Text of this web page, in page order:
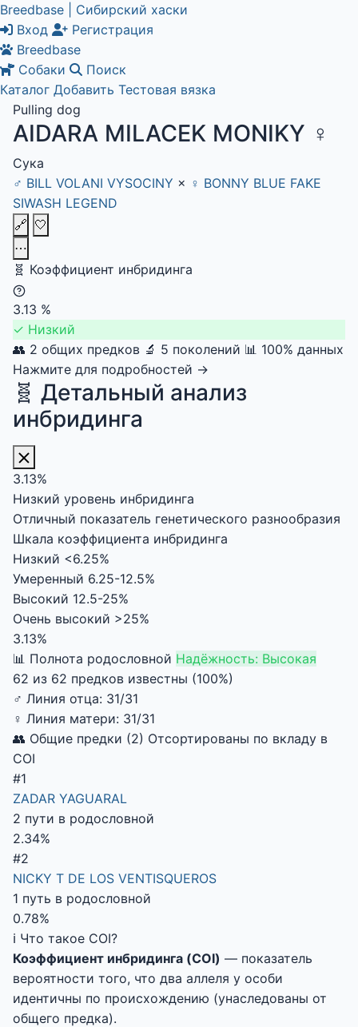
Breedbase | Сибирский хаски
Вход
Регистрация
Breedbase
Собаки
Поиск
Каталог Добавить Тестовая вязка
Pulling dog
AIDARA MILACEK MONIKY ♀
Сука
♂ BILL VOLANI VYSOCINY × ♀ BONNY BLUE FAKE
SIWASH LEGEND
🔗 🤍
⋯
🧬 Коэффициент инбридинга
3.13 %
✓ Низкий
👥 2 общих предков 🔬 5 поколений 📊 100% данных
Нажмите для подробностей →
🧬 Детальный анализ
инбридинга
3.13%
Низкий уровень инбридинга
Отличный показатель генетического разнообразия
Шкала коэффициента инбридинга
Низкий <6.25%
Умеренный 6.25-12.5%
Высокий 12.5-25%
Очень высокий >25%
3.13%
📊 Полнота родословной Надёжность: Высокая
62 из 62 предков известны (100%)
♂ Линия отца: 31/31
♀ Линия матери: 31/31
👥 Общие предки (2) Отсортированы по вкладу в
COI
#1
ZADAR YAGUARAL
2 пути в родословной
2.34%
#2
NICKY T DE LOS VENTISQUEROS
1 путь в родословной
0.78%
ℹ️ Что такое COI?
Коэффициент инбридинга (COI) — показатель
вероятности того, что два аллеля у особи
идентичны по происхождению (унаследованы от
общего предка).